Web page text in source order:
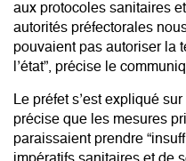
aux protocoles sanitaires
autorités préfectorales
pouvaient pas autoriser la
l’état”, précise le
Le préfet s’est expliqué
précise que les mesures
paraissaient prendre